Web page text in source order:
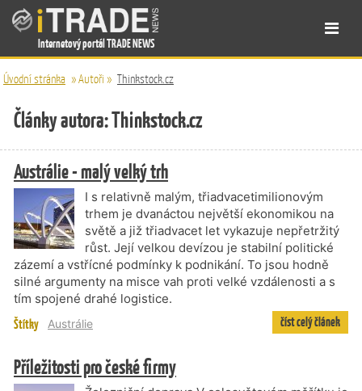
Internetový portál TRADE NEWS
Úvodní stránka »Autoři » Thinkstock.cz
Články autora: Thinkstock.cz
Austrálie - malý velký trh
I s relativně malým, třiadvacetimilionovým
trhem je dvanáctou největší ekonomikou na
světě a již třiadvacet let vykazuje nepřetržitý
růst. Její velkou devízou je stabilní politické
zázemí a vstřícné podmínky k podnikání. To jsou hodně
silné argumenty na misce vah proti velké vzdálenosti a s
tím spojené drahé logistice.
Štítky Austrálie číst celý článek
Příležitosti pro české firmy